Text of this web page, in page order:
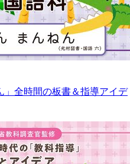
全時間の板書＆指導アイデ